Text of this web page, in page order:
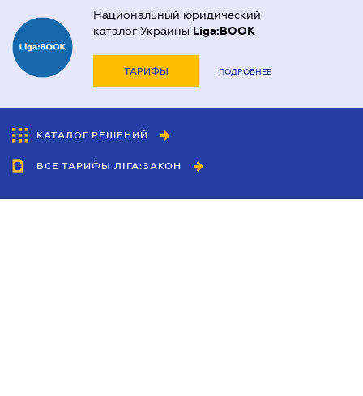
Национальный юридический
каталог Украины Liga:BOOK
ТАРИФЫ ПОДРОБНЕЕ
КАТАЛОГ РЕШЕНИЙ
ВСЕ ТАРИФЫ ЛІГА:ЗАКОН